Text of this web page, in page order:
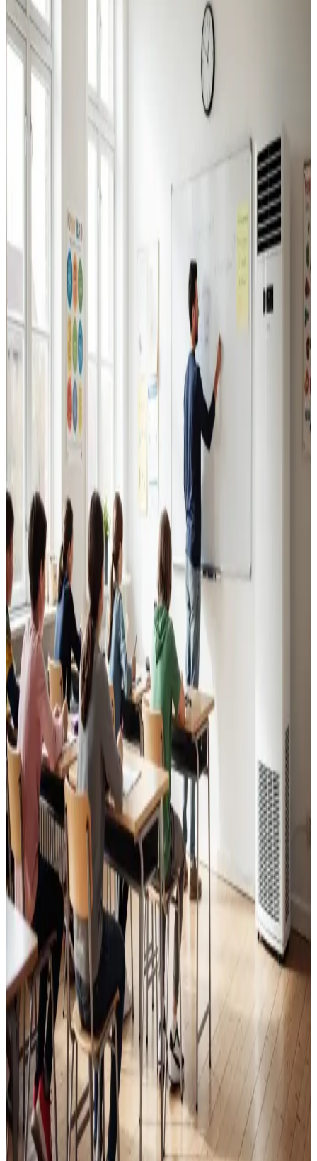
Industriventilation
Ventilation til fabrikker, haller og lagerbygninger i
Randers. Professionel dimensionering.
Erhvervsventilation
Kontorer, klinikker, butikker og restauranter i Randers.
Godt indeklima for alle.
Læs mere
Skoleventilation
Frisk luft og bedre koncentration i skoler og institutioner
i Randers.
Læs mere